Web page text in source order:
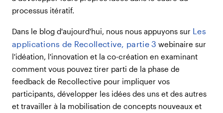
processus itératif.
Dans le blog d'aujourd'hui, nous nous appuyons sur Les
applications de Recollective, partie 3 webinaire sur
l'idéation, l'innovation et la co-création en examinant
comment vous pouvez tirer parti de la phase de
feedback de Recollective pour impliquer vos
participants, développer les idées des uns et des autres
et travailler à la mobilisation de concepts nouveaux et